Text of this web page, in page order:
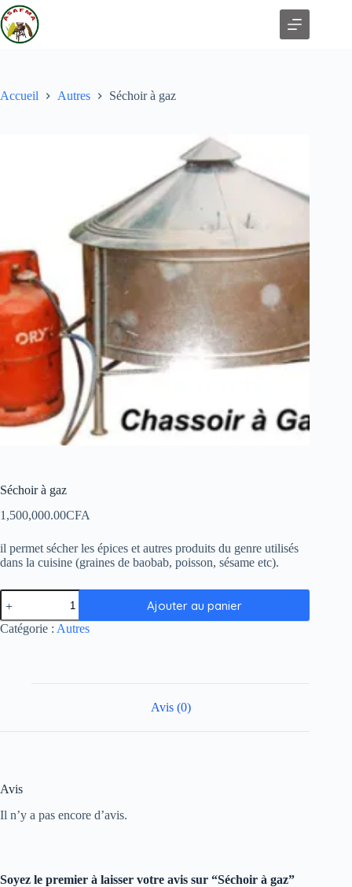
Accueil Autres Séchoir à gaz
Séchoir à gaz
1,500,000.00CFA
il permet sécher les épices et autres produits du genre utilisés
dans la cuisine (graines de baobab, poisson, sésame etc).
Ajouter au panier
Catégorie : Autres
Avis (0)
Avis
Il n’y a pas encore d’avis.
Soyez le premier à laisser votre avis sur “Séchoir à gaz”